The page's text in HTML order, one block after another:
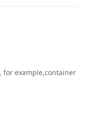
for example,container